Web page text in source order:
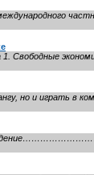
но и играть в